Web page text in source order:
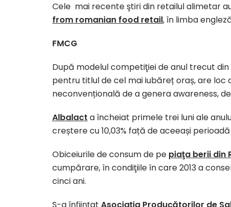
Cele mai recente ştiri din retailul alimetar
from romanian food retail, în limba
FMCG
După modelul competiţiei de anul trecut
pentru titlul de cel mai iubăreț oraș, are loc
neconvențională de a genera awareness,
Albalact a încheiat primele trei luni ale
creștere cu 10,03% față de aceeași
Obiceiurile de consum de pe piaţa berii din
cumpărare, în condiţiile în care 2013 a
cinci ani.